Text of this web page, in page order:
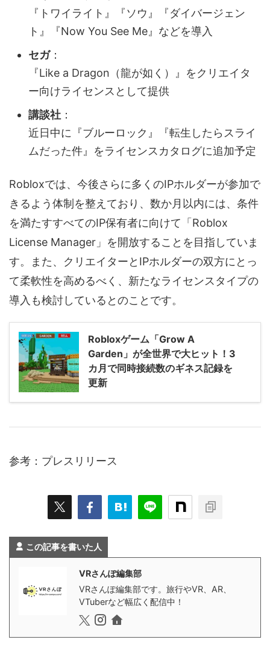
『トワイライト』『ソウ』『ダイバージェン
ト』『Now You See Me』などを導入
セガ：
『Like a Dragon（龍が如く）』をクリエイタ
ー向けライセンスとして提供
講談社 ：
近日中に『ブルーロック』『転生したらスライ
ムだった件』をライセンスカタログに追加予定
Robloxでは、今後さらに多くのIPホルダーが参加で
きるよう体制を整えており、数か月以内には、条件
を満たすすべてのIP保有者に向けて「Roblox
License Manager」を開放することを目指していま
す。また、クリエイターとIPホルダーの双方にとっ
て柔軟性を高めるべく、新たなライセンスタイプの
導入も検討しているとのことです。
Robloxゲーム「Grow A
Garden」が全世界で大ヒット！3
カ月で同時接続数のギネス記録を
更新
参考：プレスリリース
この記事を書いた人
VRさんぽ編集部
VRさんぽ編集部です。旅行やVR、AR、
VTuberなど幅広く配信中！